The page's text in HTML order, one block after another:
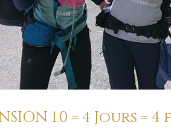
1.0 = 4 Jours =